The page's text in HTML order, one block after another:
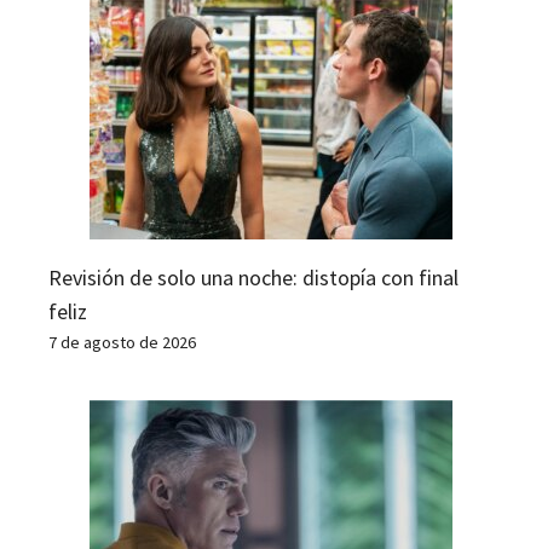
Revisión de solo una noche: distopía con final
feliz
7 de agosto de 2026